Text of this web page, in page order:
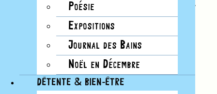
publique dans les vitrines du musée.Ecrivain.e.s,
restaurateur.trice.s,chercheur.euse.s et
bibliophiles passionné.e.s sont pour la
photographe Naomi Wenger autant de focales
permettant d’approcher le coeur des livres, de
leurs matières au mystère qui les entoure,
Poésie
Expositions
Journal des Bains
Noël en Décembre
DÉTENTE & BIEN-ÊTRE